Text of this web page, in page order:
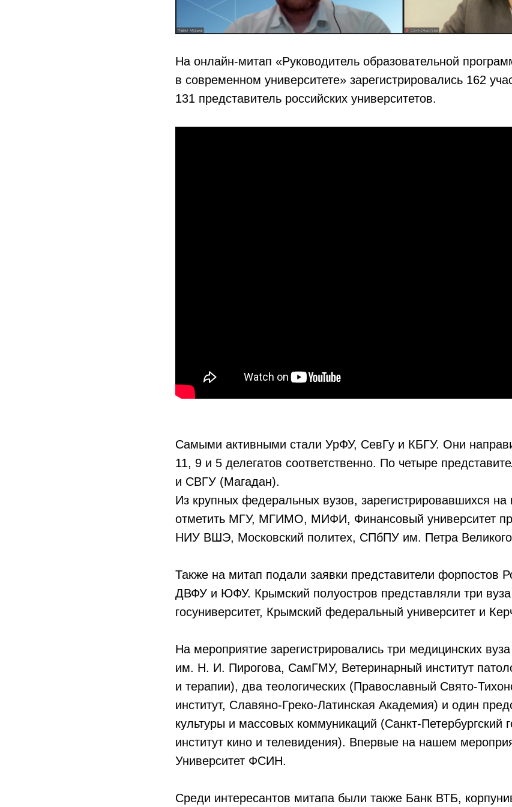
На онлайн-митап «Руководитель образовательной
в современном университете» зарегистрировались 162
131 представитель российских университетов.
Самыми активными стали УрФУ, СевГу и КБГУ. Они
11, 9 и 5 делегатов соответственно. По четыре
и СВГУ (Магадан).
Из крупных федеральных вузов, зарегистрировавшихся
отметить МГУ, МГИМО, МИФИ, Финансовый университет
НИУ ВШЭ, Московский политех, СПбПУ им. Петра
Также на митап подали заявки представители форпостов
ДВФУ и ЮФУ. Крымский полуостров представляли три
госуниверситет, Крымский федеральный университет и
На мероприятие зарегистрировались три медицинских
им. Н. И. Пирогова, СамГМУ, Ветеринарный институт
и терапии), два теологических (Православный Свято-
институт, Славяно-Греко-Латинская Академия) и один
культуры и массовых коммуникаций (Санкт-Петербургский
институт кино и телевидения). Впервые на нашем
Университет ФСИН.
Среди интересантов митапа были также Банк ВТБ,